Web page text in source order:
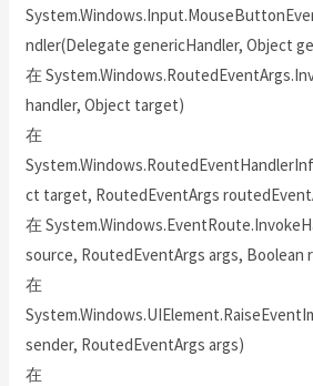
ndler(Delegate genericHandler, Object
在
handler, Object target)
在
ct target, RoutedEventArgs
在
source, RoutedEventArgs args, Boolean
在
sender, RoutedEventArgs args)
在